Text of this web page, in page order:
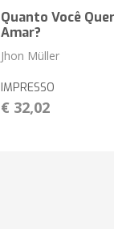
Quanto Você
Amar?
Jhon Müller
IMPRESSO
€ 32,02